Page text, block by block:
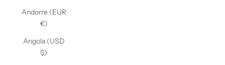
Andorre (EUR
€)
Angola (USD
$)